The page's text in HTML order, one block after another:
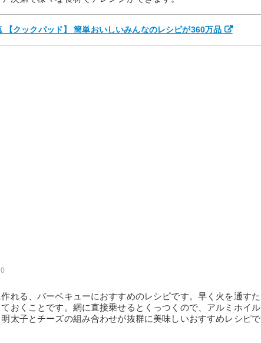
クックパッド】 簡単おいしいみんなのレシピが360万品
れる、バーベキューにおすすめのレシピです。早く火を通すた
おくことです。網に直接乗せるとくっつくので、アルミホイル
太子とチーズの組み合わせが抜群に美味しいおすすめレシピで